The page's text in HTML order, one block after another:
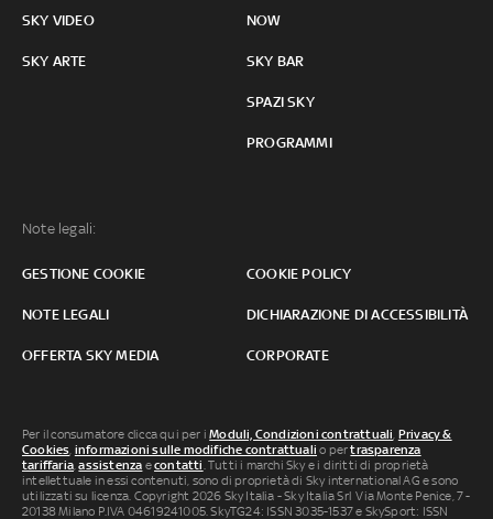
SKY VIDEO
SKY ARTE
NOW
SKY BAR
SPAZI SKY
PROGRAMMI
Note legali:
GESTIONE COOKIE COOKIE POLICY
NOTE LEGALI DICHIARAZIONE DI ACCESSIBILITÀ
OFFERTA SKY MEDIA CORPORATE
Per il consumatore clicca qui per iModuli, Condizioni contrattuali, Privacy &
Cookies, informazioni sulle modifiche contrattuali o pertrasparenza
tariffaria,assistenza econtatti. Tutti i marchi Sky e i diritti di proprietà
intellettuale in essi contenuti, sono di proprietà di Sky international AG e sono
utilizzati su licenza. Copyright 2026 Sky Italia - Sky Italia Srl Via Monte Penice, 7 -
20138 Milano P.IVA 04619241005. SkyTG24: ISSN 3035-1537 e SkySport: ISSN